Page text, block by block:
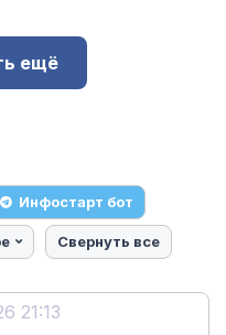
ещё
Инфостарт бот
Свернуть все
21:13